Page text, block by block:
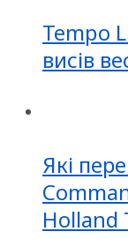
Tempo
висів
Які
Holland